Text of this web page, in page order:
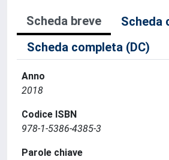
Scheda breve
Scheda
Scheda completa (DC)
Anno
2018
Codice ISBN
978-1-5386-4385-3
Parole chiave